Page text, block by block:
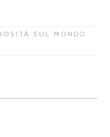
SUL MONDO